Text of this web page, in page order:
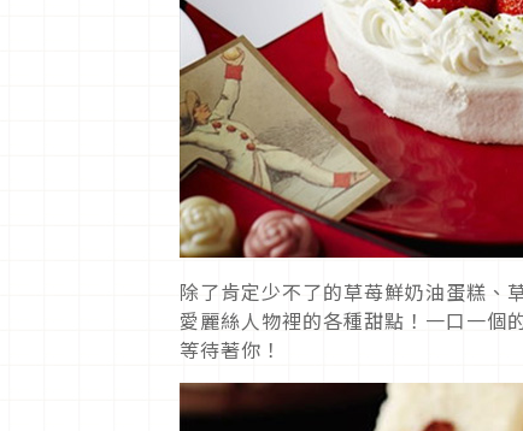
除了肯定少不了的草苺鮮奶油蛋糕、
愛麗絲人物裡的各種甜點！一口一個
等待著你！